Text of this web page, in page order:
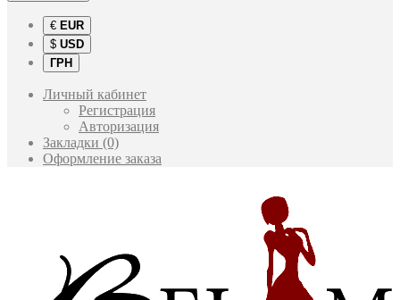
€ EUR
$ USD
ГРН
Личный кабинет
Регистрация
Авторизация
Закладки (0)
Оформление заказа